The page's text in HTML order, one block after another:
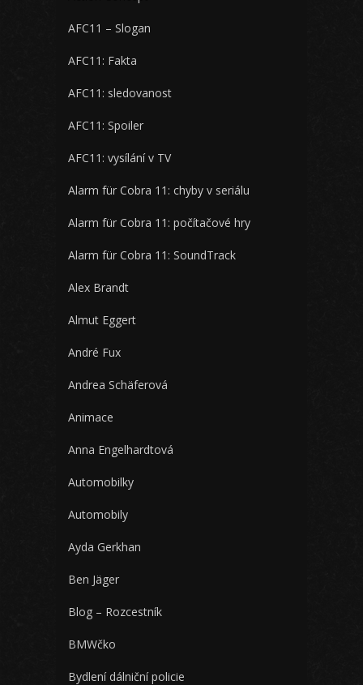
AFC11 – Slogan
AFC11: Fakta
AFC11: sledovanost
AFC11: Spoiler
AFC11: vysílání v TV
Alarm für Cobra 11: chyby v seriálu
Alarm für Cobra 11: počítačové hry
Alarm für Cobra 11: SoundTrack
Alex Brandt
Almut Eggert
André Fux
Andrea Schäferová
Animace
Anna Engelhardtová
Automobilky
Automobily
Ayda Gerkhan
Ben Jäger
Blog – Rozcestník
BMWčko
Bydlení dálniční policie